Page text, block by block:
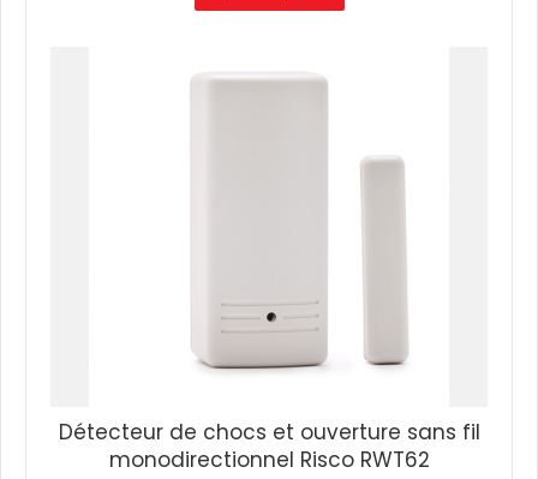
Détecteur de chocs et ouverture sans fil
monodirectionnel Risco RWT62